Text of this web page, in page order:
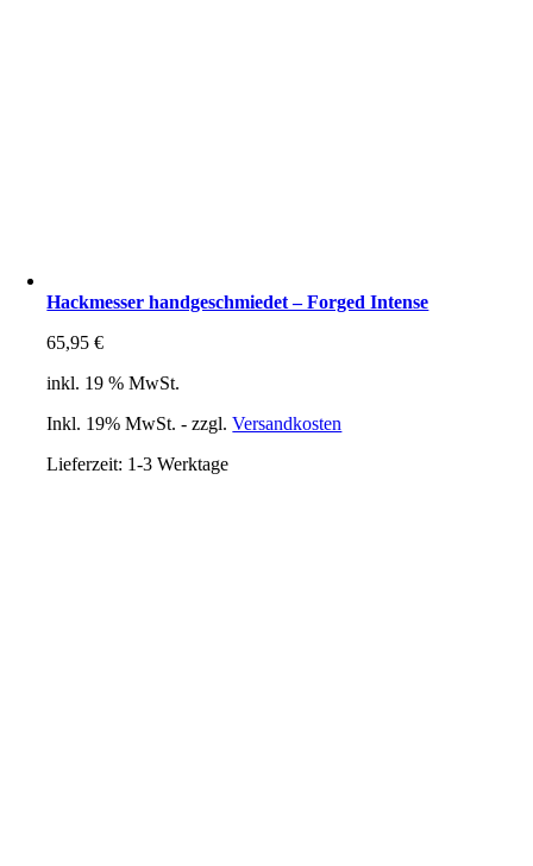
Hackmesser handgeschmiedet – Forged Intense
65,95€
inkl. 19 % MwSt.
Inkl. 19% MwSt. - zzgl.Versandkosten
Lieferzeit: 1-3 Werktage